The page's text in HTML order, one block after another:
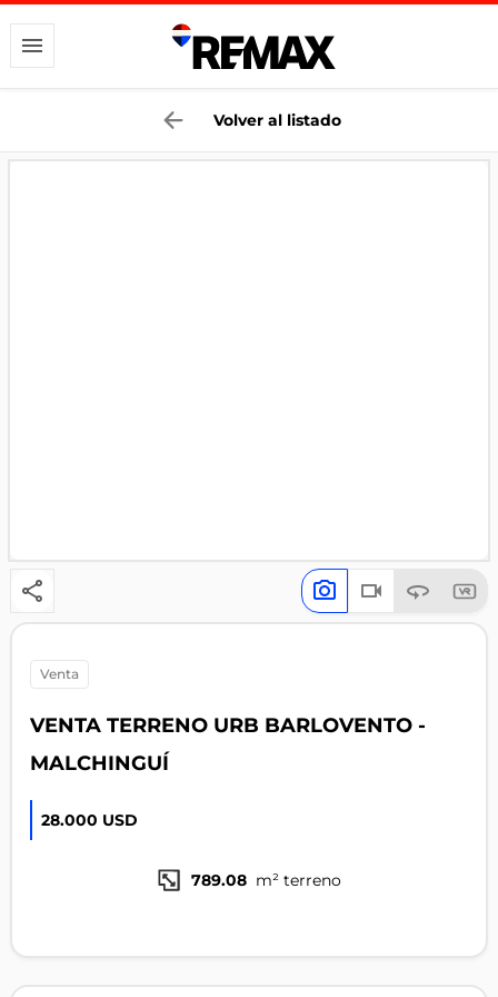
Volver al listado
venta
VENTA TERRENO URB BARLOVENTO -
MALCHINGUÍ
28.000 USD
789.08 m² terreno